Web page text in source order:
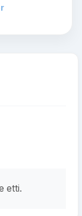
etti.